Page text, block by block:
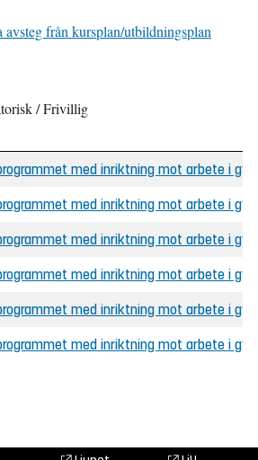
från kursplan/utbildningsplan
/ Frivillig
med inriktning mot arbete i
med inriktning mot arbete i
med inriktning mot arbete i
med inriktning mot arbete i
med inriktning mot arbete i
med inriktning mot arbete i